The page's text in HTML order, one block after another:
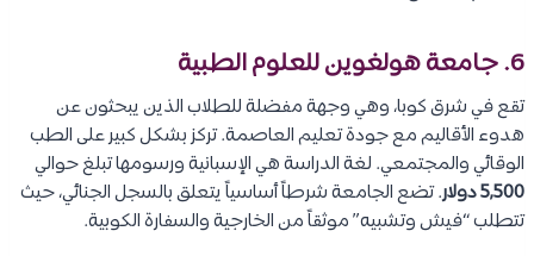
6. جامعة هولغوين للعلوم الطبية
تقع في شرق كوبا، وهي وجهة مفضلة للطلاب الذين يبحثون عن
هدوء الأقاليم مع جودة تعليم العاصمة. تركز بشكل كبير على الطب
الوقائي والمجتمعي. لغة الدراسة هي الإسبانية ورسومها تبلغ حوالي
5,500 دولار
. تضع الجامعة شرطاً أساسياً يتعلق بالسجل الجنائي، حيث
تتطلب “فيش وتشبيه” موثقاً من الخارجية والسفارة الكوبية.